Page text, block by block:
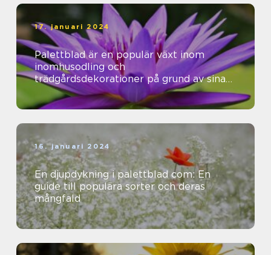
17. januari 2024
Palettblad är en populär växt inom
inomhusodling och
trädgårdsdekorationer på grund av sina
vackra färger och mönster
16. januari 2024
En djupdykning i palettblad com: En
guide till populära sorter och deras
mångfald